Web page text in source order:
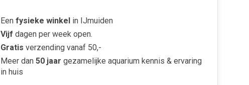
Een fysieke winkel in IJmuiden
Vijf dagen per week open.
Gratis verzending vanaf 50,-
Meer dan 50 jaar gezamelijke aquarium kennis & ervaring
in huis